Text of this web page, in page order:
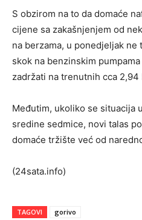
S obzirom na to da domaće
cijene sa zakašnjenjem od
na berzama, u ponedjeljak
skok na benzinskim
zadržati na trenutnih cca 2,94
Međutim, ukoliko se situacija
sredine sedmice, novi talas
domaće tržište već od
(24sata.info)
TAGOVI gorivo